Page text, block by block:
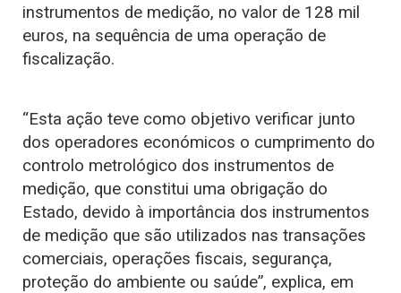
instrumentos de medição, no valor de 128 mil
euros, na sequência de uma operação de
fiscalização.
“Esta ação teve como objetivo verificar junto
dos operadores económicos o cumprimento do
controlo metrológico dos instrumentos de
medição, que constitui uma obrigação do
Estado, devido à importância dos instrumentos
de medição que são utilizados nas transações
comerciais, operações fiscais, segurança,
proteção do ambiente ou saúde”, explica, em